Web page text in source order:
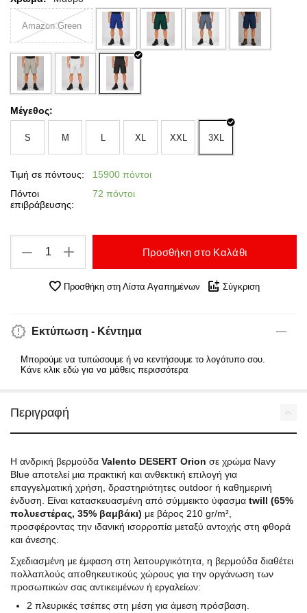
Amazon Green
Μέγεθος:
S M L XL XXL 3XL
Τιμή σε πόντους:
15900 πόντοι
Πόντοι
επιβράβευσης:
72 πόντοι
+
− Προσθήκη στο Καλάθι
Προσθήκη στη Λίστα Αγαπημένων Σύγκριση
Εκτύπωση - Κέντημα
Μπορούμε να τυπώσουμε ή να κεντήσουμε το λογότυπο σου.
Κάνε κλικ εδώ για να μάθεις περισσότερα
Περιγραφή
Η ανδρική βερμούδα Valento DESERT Orion σε χρώμα Navy
Blue αποτελεί μια πρακτική και ανθεκτική επιλογή για
επαγγελματική χρήση, δραστηριότητες outdoor ή καθημερινή
ένδυση. Είναι κατασκευασμένη από σύμμεικτο ύφασμα twill (65%
πολυεστέρας, 35% βαμβάκι) με βάρος 210 gr/m²,
προσφέροντας την ιδανική ισορροπία μεταξύ αντοχής στη φθορά
και άνεσης.
Σχεδιασμένη με έμφαση στη λειτουργικότητα, η βερμούδα διαθέτει
πολλαπλούς αποθηκευτικούς χώρους για την οργάνωση των
προσωπικών σας αντικειμένων ή εργαλείων:
2 πλευρικές τσέπες στη μέση για άμεση πρόσβαση.